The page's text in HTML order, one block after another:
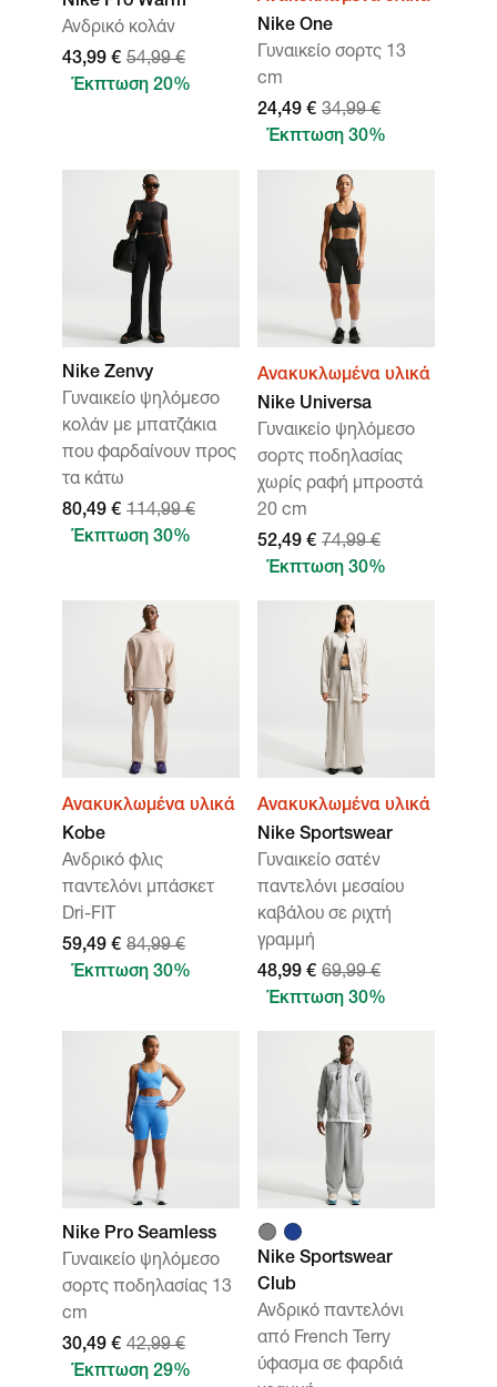
Ανδρικό κολάν
43,99 € 54,99 €
Έκπτωση 20%
Nike One
Γυναικείο σορτς 13
cm
24,49 € 34,99 €
Έκπτωση 30%
Nike Zenvy
Γυναικείο ψηλόμεσο
κολάν με μπατζάκια
που φαρδαίνουν προς
τα κάτω
80,49 € 114,99 €
Έκπτωση 30%
Ανακυκλωμένα υλικά
Nike Universa
Γυναικείο ψηλόμεσο
σορτς ποδηλασίας
χωρίς ραφή μπροστά
20 cm
52,49 € 74,99 €
Έκπτωση 30%
Ανακυκλωμένα υλικά
Kobe
Ανδρικό φλις
παντελόνι μπάσκετ
Dri-FIT
59,49 € 84,99 €
Έκπτωση 30%
Ανακυκλωμένα υλικά
Nike Sportswear
Γυναικείο σατέν
παντελόνι μεσαίου
καβάλου σε ριχτή
γραμμή
48,99 € 69,99 €
Έκπτωση 30%
Nike Pro Seamless
Γυναικείο ψηλόμεσο
σορτς ποδηλασίας 13
cm
30,49 € 42,99 €
Έκπτωση 29%
Nike Sportswear
Club
Ανδρικό παντελόνι
από French Terry
ύφασμα σε φαρδιά